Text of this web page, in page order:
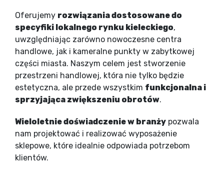
Oferujemy rozwiązania dostosowane do
specyfiki lokalnego rynku kieleckiego,
uwzględniając zarówno nowoczesne centra
handlowe, jak i kameralne punkty w zabytkowej
części miasta. Naszym celem jest stworzenie
przestrzeni handlowej, która nie tylko będzie
estetyczna, ale przede wszystkim funkcjonalna i
sprzyjająca zwiększeniu obrotów.
Wieloletnie doświadczenie w branży pozwala
nam projektować i realizować wyposażenie
sklepowe, które idealnie odpowiada potrzebom
klientów.